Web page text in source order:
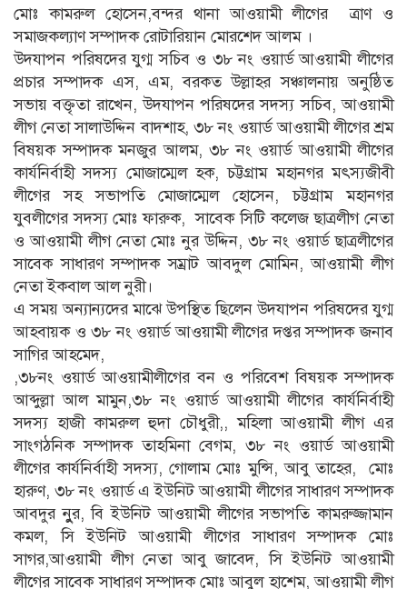
মোঃ কামরুল হোসেন,বন্দর থানা আওয়ামী লীগের ত্রাণ ও
সমাজকল্যাণ সম্পাদক রোটারিয়ান মোরশেদ আলম ।
উদযাপন পরিষদের যুগ্ম সচিব ও ৩৮ নং ওয়ার্ড আওয়ামী লীগের
প্রচার সম্পাদক এস, এম, বরকত উল্লাহর সঞ্চালনায় অনুষ্ঠিত
সভায় বক্তৃতা রাখেন, উদযাপন পরিষদের সদস্য সচিব, আওয়ামী
লীগ নেতা সালাউদ্দিন বাদশাহ, ৩৮ নং ওয়ার্ড আওয়ামী লীগের শ্রম
বিষয়ক সম্পাদক মনজুর আলম, ৩৮ নং ওয়ার্ড আওয়ামী লীগের
কার্যনির্বাহী সদস্য মোজাম্মেল হক, চট্টগ্রাম মহানগর মৎস্যজীবী
লীগের সহ সভাপতি মোজাম্মেল হোসেন, চট্টগ্রাম মহানগর
যুবলীগের সদস্য মোঃ ফারুক, সাবেক সিটি কলেজ ছাত্রলীগ নেতা
ও আওয়ামী লীগ নেতা মোঃ নুর উদ্দিন, ৩৮ নং ওয়ার্ড ছাত্রলীগের
সাবেক সাধারণ সম্পাদক সম্রাট আবদুল মোমিন, আওয়ামী লীগ
নেতা ইকবাল আল নুরী।
এ সময় অন্যান্যদের মাঝে উপস্থিত ছিলেন উদযাপন পরিষদের যুগ্ম
আহবায়ক ও ৩৮ নং ওয়ার্ড আওয়ামী লীগের দপ্তর সম্পাদক জনাব
সাগির আহমেদ,
,৩৮নং ওয়ার্ড আওয়ামীলীগের বন ও পরিবেশ বিষয়ক সম্পাদক
আব্দুল্লা আল মামুন,৩৮ নং ওয়ার্ড আওয়ামী লীগের কার্যনির্বাহী
সদস্য হাজী কামরুল হুদা চৌধুরী,, মহিলা আওয়ামী লীগ এর
সাংগঠনিক সম্পাদক তাহমিনা বেগম, ৩৮ নং ওয়ার্ড আওয়ামী
লীগের কার্যনির্বাহী সদস্য, গোলাম মোঃ মুন্সি, আবু তাহের, মোঃ
হারুণ, ৩৮ নং ওয়ার্ড এ ইউনিট আওয়ামী লীগের সাধারণ সম্পাদক
আবদুর নুুর, বি ইউনিট আওয়ামী লীগের সভাপতি কামরুজ্জামান
কমল, সি ইউনিট আওয়ামী লীগের সাধারণ সম্পাদক মোঃ
সাগর,আওয়ামী লীগ নেতা আবু জাবেদ, সি ইউনিট আওয়ামী
লীগের সাবেক সাধারণ সম্পাদক মোঃ আবুল হাশেম, আওয়ামী লীগ